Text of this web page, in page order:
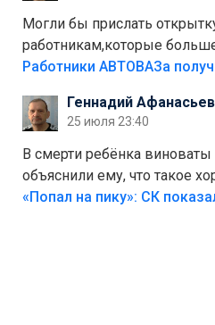
Могли бы прислать
работникам,которые
на предприятии.
Работники АВТОВАЗа
Геннадий Афанасьев
25 июля 23:40
В смерти ребёнка
объяснили ему, что такое
Лезть через такой